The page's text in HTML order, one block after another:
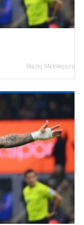
Błażej Małolepszy